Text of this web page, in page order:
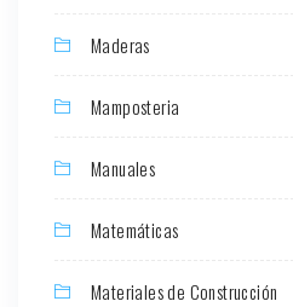
Maderas
Mamposteria
Manuales
Matemáticas
Materiales de Construcción